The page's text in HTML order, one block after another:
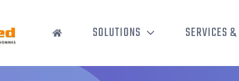
SOLUTIONS SERVICES